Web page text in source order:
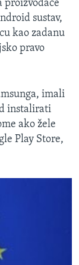
sustav,
kao zadanu
pravo
imali
instalirati
ako žele
Play Store,